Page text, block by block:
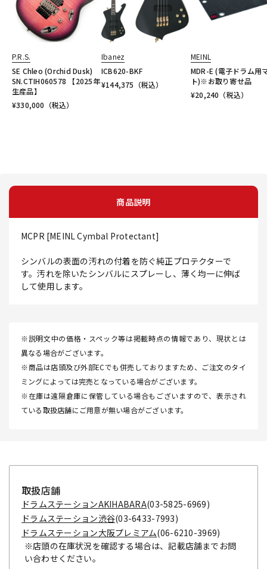
P.R.S.
SE Chleo (Orchid Dusk)
SN.CTIH060578 【2025年
生産品】
¥330,000 （税込）
Ibanez
ICB620-BKF
¥144,375 （税込）
MEINL
MDR-E (電子ドラム用
ト)※お取り寄せ品
¥20,240 （税込）
商品説明
MCPR [MEINL Cymbal Protectant]
シンバルの表面の汚れの付着を防ぐ純正プロテクターで
す。汚れを除いたシンバルにスプレーし、薄く均一に伸ば
して使用します。
※説明文中の価格・スペック等は掲載時点の情報であり、現状とは
異なる場合がございます。
※商品は店頭及び外部ECでも併売しておりますため、ご注文のタイ
ミングによっては完売となっている場合がございます。
※在庫は遠隔倉庫に保管している場合もございますので、表示され
ている取扱店舗にご用意が無い場合がございます。
取扱店舗
ドラムステーションAKIHABARA(03-5825-6969)
ドラムステーション渋谷(03-6433-7993)
ドラムステーション大阪プレミアム(06-6210-3969)
※店頭の在庫状況を確認する場合は、記載店舗までお問
い合わせください。